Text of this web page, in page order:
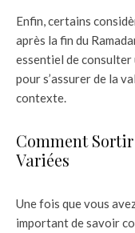
Enfin, certains
après la fin du
essentiel de consulter
pour s’assurer de la
contexte.
Comment
Variées
Une fois que vous
important de savoir